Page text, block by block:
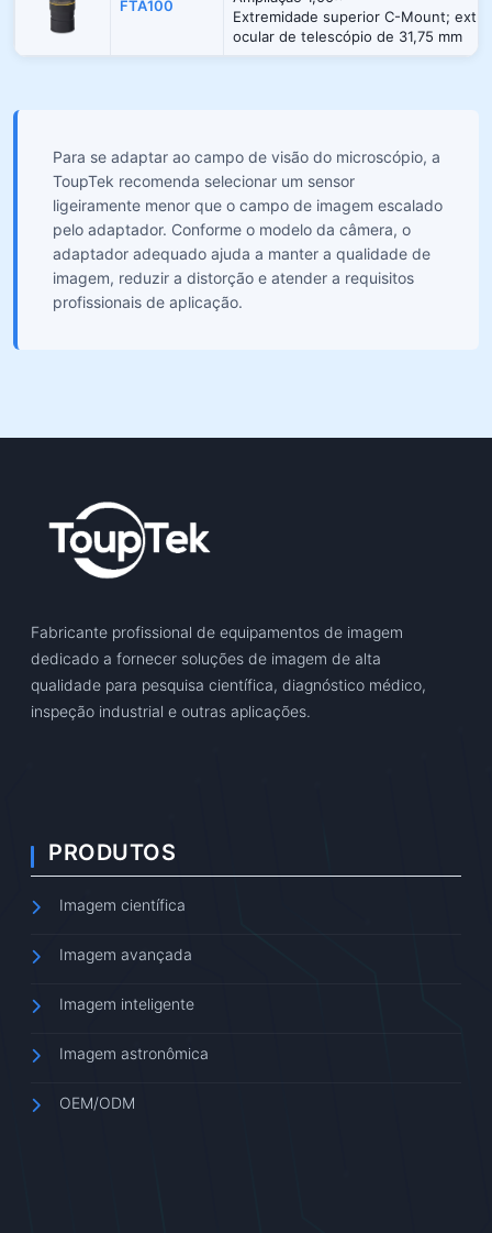
FTA100
Extremidade superior C-Mount;
ocular de telescópio de 31,75 mm
Para se adaptar ao campo de visão do microscópio, a
ToupTek recomenda selecionar um sensor
ligeiramente menor que o campo de imagem escalado
pelo adaptador. Conforme o modelo da câmera, o
adaptador adequado ajuda a manter a qualidade de
imagem, reduzir a distorção e atender a requisitos
profissionais de aplicação.
Fabricante profissional de equipamentos de imagem
dedicado a fornecer soluções de imagem de alta
qualidade para pesquisa científica, diagnóstico médico,
inspeção industrial e outras aplicações.
PRODUTOS
Imagem científica
Imagem avançada
Imagem inteligente
Imagem astronômica
OEM/ODM